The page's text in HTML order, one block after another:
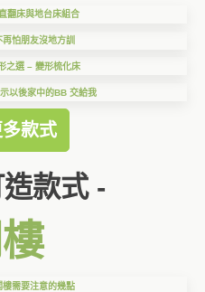
翻床與地台床組合
怕朋友沒地方訓
之選 – 變形梳化床
以後家中的BB 交給我
款式
造款式 -
樓需要注意的幾點